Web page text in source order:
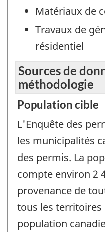
Matériaux de
Travaux de
résidentiel
Sources de
méthodologie
Population cible
L'Enquête des
les municipalités
des permis. La
compte environ 2
provenance de
tous les territoires
population